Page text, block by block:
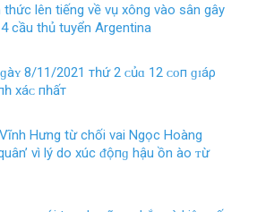
thức lên tiếng về vụ xông vào sân gây
cầu thủ tuyển Argentina
8/11/2021 тһứ 2 ᴄủɑ 12 ᴄᴏп ɡɪáρ
хáᴄ пһấт
Hưng từ chối vai Ngọc Hoàng
vì lý do xúc ᵭộпɡ hậu ồn ào ᴛừ